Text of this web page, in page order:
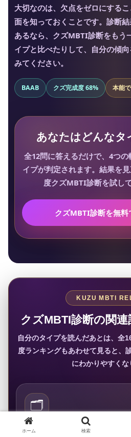
大切なのは、欠点をゼロにする
面を知っておくことです。診断
あるなら、 クズMBTI診断をもう
イプと比べたりして、自分の傾
みてください。
BAAB クズ完成度 68% 本能
あなたはどんなタ
全12問に答えるだけで、4つ
イプが判定されます。結果を
度クズMBTI診断を試し
クズMBTI診断を無料
KUZU MBTI
クズMBTI診断の関
自分のタイプを読んだあとは、全
度ランキングもあわせて見ると、
にわかりやすくな
🗂️
一覧
ホーム 検索